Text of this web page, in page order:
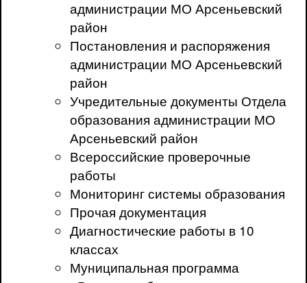
администрации МО Арсеньевский
район
Постановления и распоряжения
администрации МО Арсеньевский
район
Учредительные документы Отдела
образования администрации МО
Арсеньевский район
Всероссийские проверочные
работы
Мониторинг системы образования
Прочая документация
Диагностические работы в 10
классах
Муниципальная программа